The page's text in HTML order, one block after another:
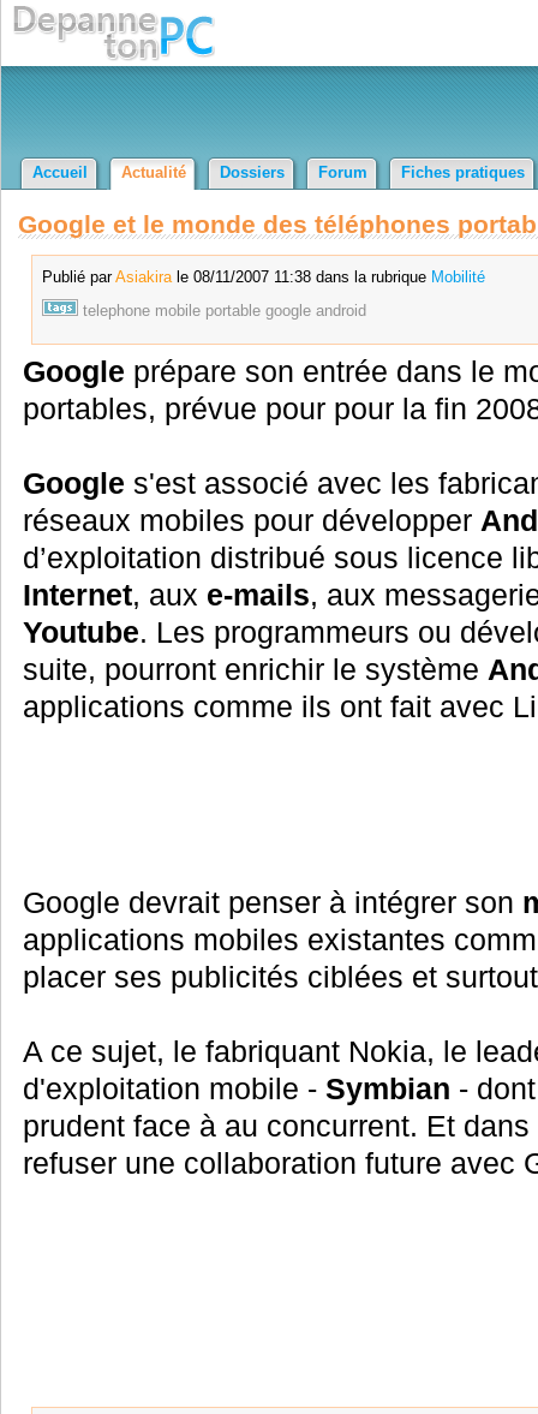
Accueil Actualité Dossiers Forum Fiches pratiques
Google et le monde des téléphones
Publié parAsiakirale 08/11/2007 11:38 dans la rubrique Mobilité
telephone mobile portable google android
Google prépare son entrée dans le
portables, prévue pour pour la fin
Google s'est associé avec les
réseaux mobiles pour développer
d’exploitation distribué sous licence
Internet, aux e-mails, aux
Youtube. Les programmeurs ou
suite, pourront enrichir le système
applications comme ils ont fait avec
Google devrait penser à intégrer son
applications mobiles existantes
placer ses publicités ciblées et
A ce sujet, le fabriquant Nokia, le
d'exploitation mobile - Symbian -
prudent face à au concurrent. Et
refuser une collaboration future avec